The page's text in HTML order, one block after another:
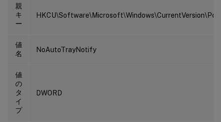
親
キ
ー
値
名
NoAutoTrayNotify
値
の
タ
イ
プ
DWORD